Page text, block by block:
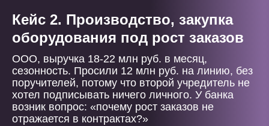
Кейс 2. Производство, закупка
оборудования под рост заказов
ООО, выручка 18-22 млн руб. в месяц,
сезонность. Просили 12 млн руб. на линию, без
поручителей, потому что второй учредитель не
хотел подписывать ничего личного. У банка
возник вопрос: «почему рост заказов не
отражается в контрактах?»